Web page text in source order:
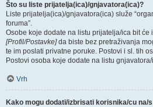
Što su liste prijatelja(ica)/gnjavatora(ica)?
Liste prijatelja(ica)/gnjavatora(ica) služe
foruma”.
Osobe koje dodate na listu prijatelja/ica bit će
[Profil/Postavke]da biste bez pretraživanja
te im poslati privatne poruke. Postovi i sl. tih
Postovi osoba koje dodate na listu
Vrh
Kako mogu dodati/izbrisati korisnika/cu na/